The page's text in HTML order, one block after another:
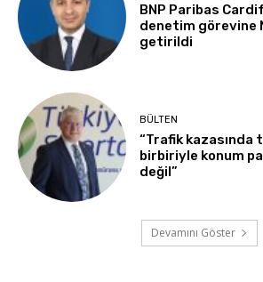
BNP Paribas
denetim görevine
getirildi
BÜLTEN
“Trafik kazasında
birbiriyle konum
değil”
Devamını Göster